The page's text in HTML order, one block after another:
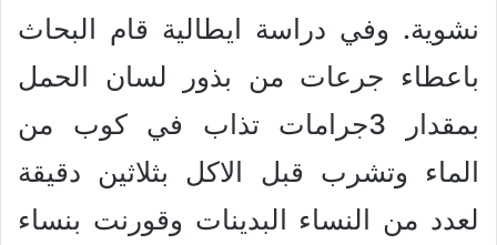
نشوية. وفي دراسة ايطالية قام البحاث
باعطاء جرعات من بذور لسان الحمل
بمقدار 3جرامات تذاب في كوب من
الماء وتشرب قبل الاكل بثلاثين دقيقة
لعدد من النساء البدينات وقورنت بنساء